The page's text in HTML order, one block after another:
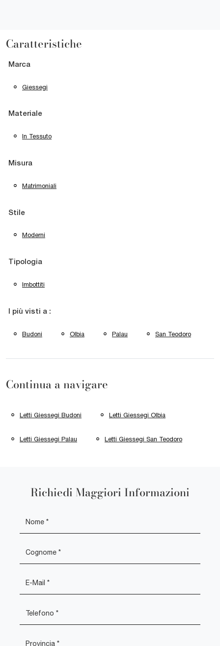
Caratteristiche
Marca
Giessegi
Materiale
In Tessuto
Misura
Matrimoniali
Stile
Moderni
Tipologia
Imbottiti
I più visti a :
Budoni Olbia Palau San Teodoro
Continua a navigare
Letti Giessegi Budoni Letti Giessegi Olbia
Letti Giessegi Palau Letti Giessegi San Teodoro
Richiedi Maggiori Informazioni